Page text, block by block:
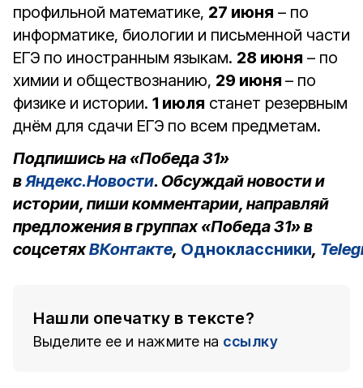
профильной математике, 27 июня – по
информатике, биологии и письменной части
ЕГЭ по иностранным языкам. 28 июня – по
химии и обществознанию, 29 июня – по
физике и истории. 1 июля станет резервным
днём для сдачи ЕГЭ по всем предметам.
Подпишись на «Победа 31»
вЯндекс.Новости. Обсуждай новости и
истории, пиши комментарии, направляй
предложения в группах «Победа 31» в
соцсетяхВКонтакте, Одноклассники,
Нашли опечатку в тексте?
Выделите ее и нажмите на ссылку